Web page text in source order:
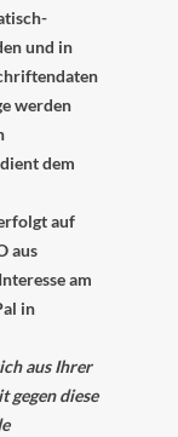
und in
werden
dem
auf
aus
am
in
aus Ihrer
gegen diese